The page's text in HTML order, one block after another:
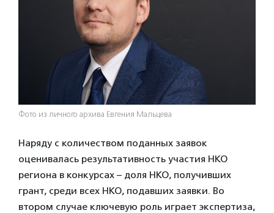
Фото из личного архива Евгения Мальцева
Наряду с количеством поданных заявок
оценивалась результативность участия НКО
региона в конкурсах – доля НКО, получивших
грант, среди всех НКО, подавших заявки. Во
втором случае ключевую роль играет экспертиза,